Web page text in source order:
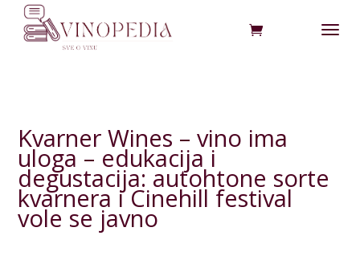
Kvarner Wines – vino ima
uloga – edukacija i
degustacija: autohtone sorte
kvarnera i Cinehill festival
vole se javno